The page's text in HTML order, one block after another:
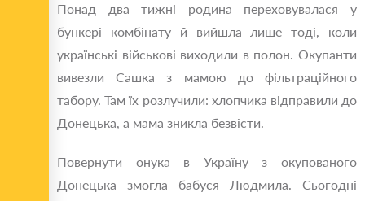
Понад два тижні родина переховувалася у
бункері комбінату й вийшла лише тоді, коли
українські військові виходили в полон. Окупанти
вивезли Сашка з мамою до фільтраційного
табору. Там їх розлучили: хлопчика відправили до
Донецька, а мама зникла безвісти.
Повернути онука в Україну з окупованого
Донецька змогла бабуся Людмила. Сьогодні